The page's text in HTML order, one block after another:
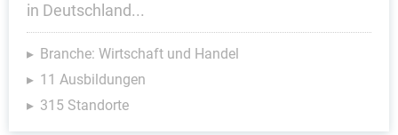
in Deutschland...
Branche: Wirtschaft und Handel
11 Ausbildungen
315 Standorte